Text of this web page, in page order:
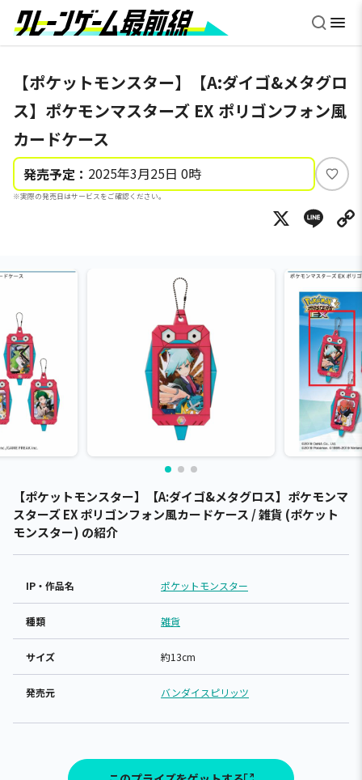
【ポケットモンスター】【A:ダイゴ&メタグロ
ス】ポケモンマスターズ EX ポリゴンフォン風
カードケース
発売予定： 2025年3月25日 0時
※実際の発売日はサービスをご確認ください。
い
ね
X
【ポケットモンスター】【A:ダイゴ&メタグロス】ポケモンマ
スターズ EX ポリゴンフォン風カードケース / 雑貨 (ポケット
モンスター) の紹介
IP・作品名 ポケットモンスター
種類 雑貨
サイズ 約13cm
発売元 バンダイスピリッツ